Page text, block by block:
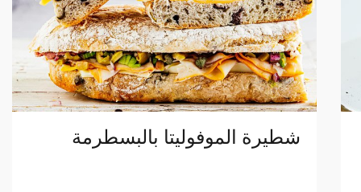
شطيرة الموفوليتا بالبسطرمة